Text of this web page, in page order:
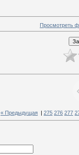
Просмотреть
« Предыдущая 275 276 277